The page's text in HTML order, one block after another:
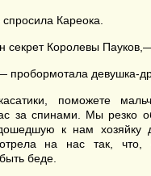
Кареока.
Королевы Пауков,—
девушка-
поможете
за спинами. Мы резко
к нам хозяйку
на нас так,
беде.